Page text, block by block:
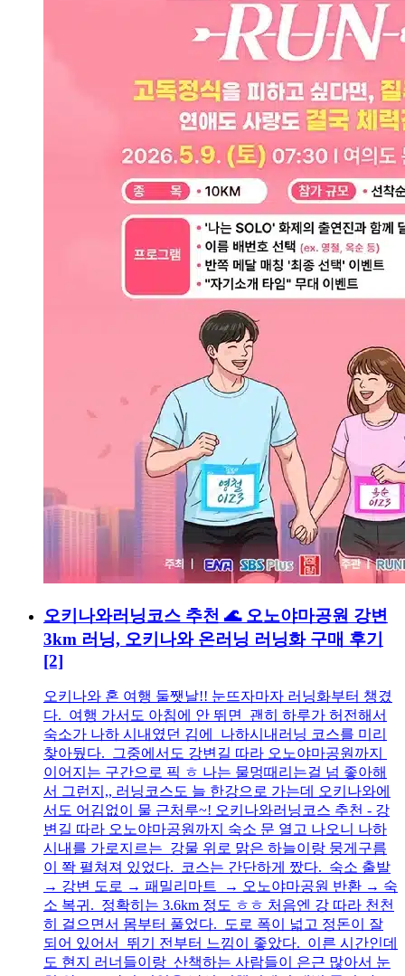
오키나와러닝코스 추천 🌊 오노야마공원 강변
3km 러닝, 오키나와 온러닝 러닝화 구매 후기
[2]
오키나와 혼 여행 둘쨋날!! 눈뜨자마자 러닝화부터 챙겼
다. 여행 가서도 아침에 안 뛰면 괜히 하루가 허전해서
숙소가 나하 시내였던 김에 나하시내러닝 코스를 미리
찾아뒀다. 그중에서도 강변길 따라 오노야마공원까지
이어지는 구간으로 픽 ㅎ 나는 물멍때리는걸 넘 좋아해
서 그런지,, 러닝코스도 늘 한강으로 가는데 오키나와에
서도 어김없이 물 근처루~! 오키나와러닝코스 추천 - 강
변길 따라 오노야마공원까지 숙소 문 열고 나오니 나하
시내를 가로지르는 강물 위로 맑은 하늘이랑 뭉게구름
이 쫙 펼쳐져 있었다. 코스는 간단하게 짰다. 숙소 출발
→ 강변 도로 → 패밀리마트 → 오노야마공원 반환 → 숙
소 복귀. 정확히는 3.6km 정도 ㅎㅎ 처음엔 강 따라 천천
히 걸으면서 몸부터 풀었다. 도로 폭이 넓고 정돈이 잘
되어 있어서 뛰기 전부터 느낌이 좋았다. 이른 시간인데
도 현지 러너들이랑 산책하는 사람들이 은근 많아서 눈